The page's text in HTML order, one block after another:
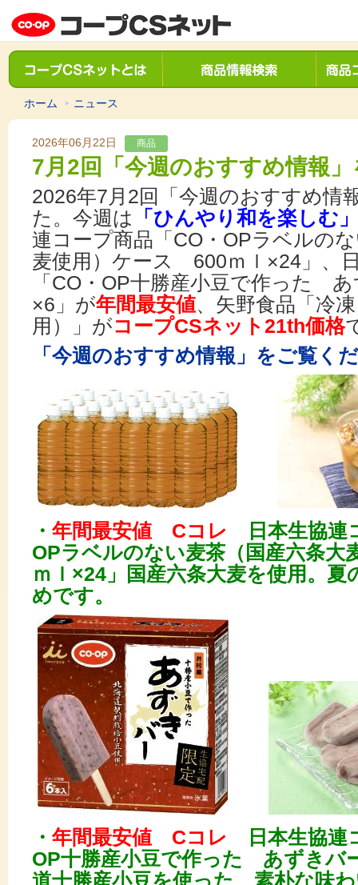
ホーム ニュース
2026年06月22日 商品
7月2回「今週のおすすめ情報
2026年7月2回「今週のおすすめ情
た。今週は
「ひんやり和を楽しむ 」
連コープ商品「CO・OPラベルの
麦使用）ケース 600ｍｌ×24」、
「CO・OP十勝産小豆で作った
×6」が年間最安値、矢野食品「冷
用）」がコープCSネット21th価格
「今週のおすすめ情報」をご覧く
・ 年間最安値 Cコレ 日本生協連
OPラベルのない麦茶（国産六条
ｍｌ×24」
国産六条大麦を使用。
めです。
・ 年間最安値 Cコレ 日本生協連
OP十勝産小豆で作った あずきバ
道十勝産小豆を使った、素朴な味